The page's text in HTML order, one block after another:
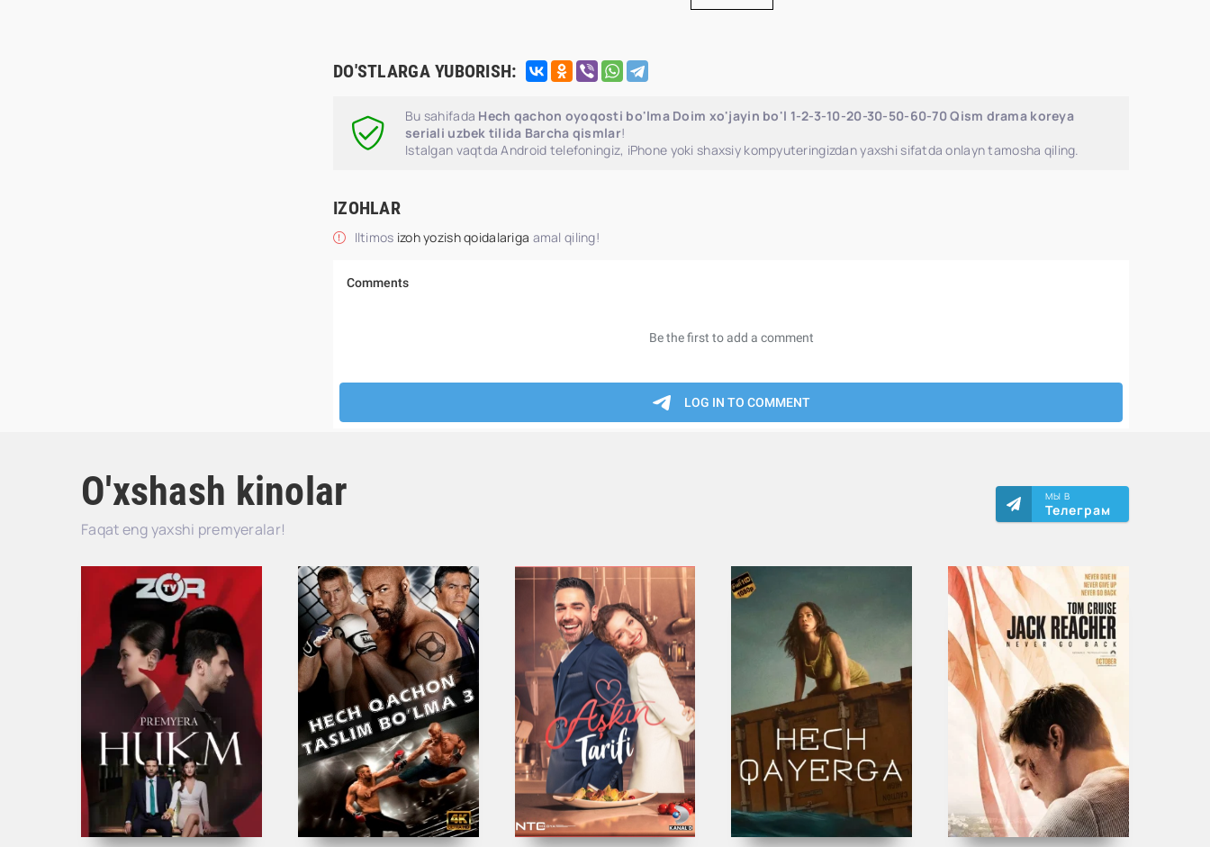
DO'STLARGA YUBORISH:
Bu sahifada Hech qachon oyoqosti bo'lma Doim xo'jayin bo'l 1-2-3-10-20-30-50-60-70 Qism drama koreya
seriali uzbek tilida Barcha qismlar!
Istalgan vaqtda Android telefoningiz, iPhone yoki shaxsiy kompyuteringizdan yaxshi sifatda onlayn tamosha qiling.
IZOHLAR
Iltimos izoh yozish qoidalariga amal qiling!
O'xshash kinolar
Faqat eng yaxshi premyeralar!
МЫ В
Телеграм